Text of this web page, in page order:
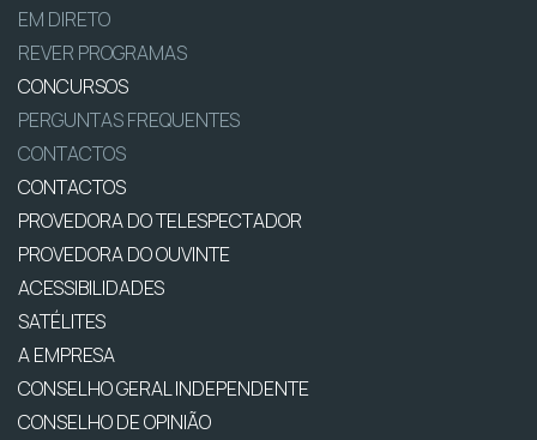
EM DIRETO
REVER PROGRAMAS
CONCURSOS
PERGUNTAS FREQUENTES
CONTACTOS
CONTACTOS
PROVEDORA DO TELESPECTADOR
PROVEDORA DO OUVINTE
ACESSIBILIDADES
SATÉLITES
A EMPRESA
CONSELHO GERAL INDEPENDENTE
CONSELHO DE OPINIÃO